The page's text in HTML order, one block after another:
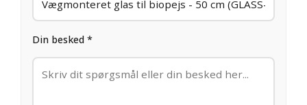
Din besked *